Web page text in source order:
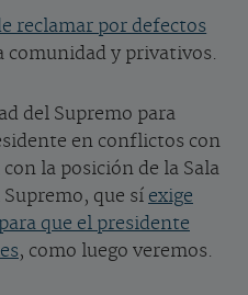
reclamar por defectos
comunidad y privativos.
del Supremo para
en conflictos con
la posición de la Sala
que sí exige
que el presidente
, como luego veremos.